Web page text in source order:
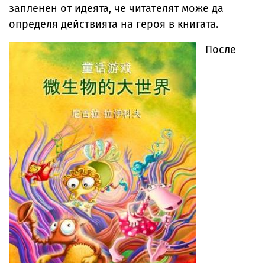
запленен от идеята, че читателят може да
определя действията на героя в книгата.
После